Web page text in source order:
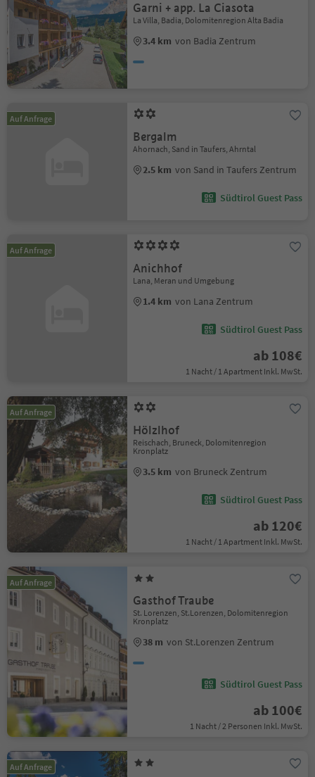
Garni + app. La Ciasota
La Villa, Badia, Dolomitenregion Alta Badia
3.4 km von Badia Zentrum
Auf Anfrage
Bergalm
Ahornach, Sand in Taufers, Ahrntal
2.5 km von Sand in Taufers Zentrum
Südtirol Guest Pass
Auf Anfrage
Anichhof
Lana, Meran und Umgebung
1.4 km von Lana Zentrum
Südtirol Guest Pass
ab 108€
1 Nacht / 1 Apartment Inkl. MwSt.
Auf Anfrage
Hölzlhof
Reischach, Bruneck, Dolomitenregion
Kronplatz
3.5 km von Bruneck Zentrum
Südtirol Guest Pass
ab 120€
1 Nacht / 1 Apartment Inkl. MwSt.
Auf Anfrage
Gasthof Traube
St. Lorenzen, St.Lorenzen, Dolomitenregion
Kronplatz
38 m von St.Lorenzen Zentrum
Südtirol Guest Pass
ab 100€
1 Nacht / 2 Personen Inkl. MwSt.
Auf Anfrage